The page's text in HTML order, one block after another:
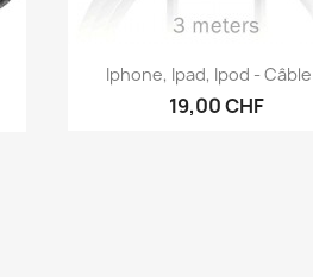
 Aperçu rapide
Iphone, Ipad, Ipod -
19,00 CHF